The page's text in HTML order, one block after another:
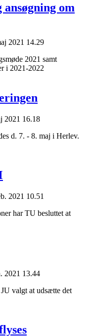
ansøgning om
2021 14.29
2021 samt
i 2021-2022
2021 16.18
d. 7. - 8. maj i Herlev.
2021 10.51
har TU besluttet at
2021 13.44
valgt at udsætte det